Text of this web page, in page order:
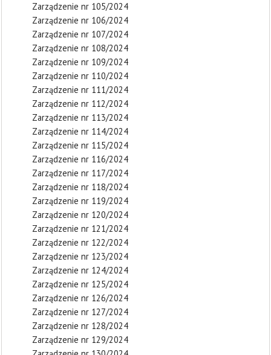
Zarządzenie nr 105/2024
Zarządzenie nr 106/2024
Zarządzenie nr 107/2024
Zarządzenie nr 108/2024
Zarządzenie nr 109/2024
Zarządzenie nr 110/2024
Zarządzenie nr 111/2024
Zarządzenie nr 112/2024
Zarządzenie nr 113/2024
Zarządzenie nr 114/2024
Zarządzenie nr 115/2024
Zarządzenie nr 116/2024
Zarządzenie nr 117/2024
Zarządzenie nr 118/2024
Zarządzenie nr 119/2024
Zarządzenie nr 120/2024
Zarządzenie nr 121/2024
Zarządzenie nr 122/2024
Zarządzenie nr 123/2024
Zarządzenie nr 124/2024
Zarządzenie nr 125/2024
Zarządzenie nr 126/2024
Zarządzenie nr 127/2024
Zarządzenie nr 128/2024
Zarządzenie nr 129/2024